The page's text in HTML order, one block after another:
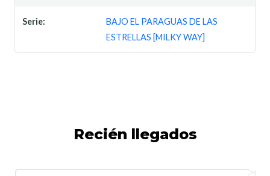
Serie:
BAJO EL PARAGUAS DE LAS
ESTRELLAS [MILKY WAY]
Recién llegados